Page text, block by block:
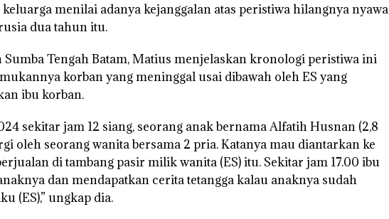
menilai adanya kejanggalan atas peristiwa hilangnya nyawa
dua tahun itu.
Sumba Tengah Batam, Matius menjelaskan kronologi peristiwa ini
korban yang meninggal usai dibawah oleh ES yang
ibu korban.
sekitar jam 12 siang, seorang anak bernama Alfatih Husnan (2,8
oleh seorang wanita bersama 2 pria. Katanya mau diantarkan ke
di tambang pasir milik wanita (ES) itu. Sekitar jam 17.00 ibu
dan mendapatkan cerita tetangga kalau anaknya sudah
(ES),” ungkap dia.